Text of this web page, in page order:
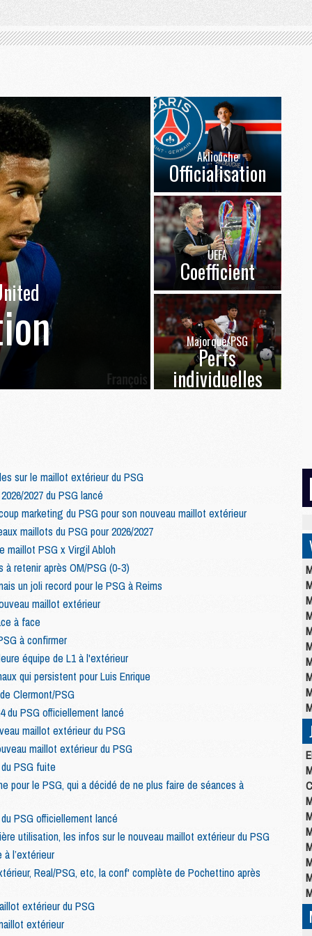
Akliouche
Officialisation
UEFA
Coefficient
Majorque/PSG
Perfs
individuelles
sur le maillot extérieur du PSG
2027 du PSG lancé
marketing du PSG pour son nouveau maillot extérieur
maillots du PSG pour 2026/2027
maillot PSG x Virgil Abloh
retenir après OM/PSG (0-3)
un joli record pour le PSG à Reims
maillot extérieur
à face
à confirmer
équipe de L1 à l'extérieur
qui persistent pour Luis Enrique
Clermont/PSG
du PSG officiellement lancé
maillot extérieur du PSG
maillot extérieur du PSG
PSG fuite
pour le PSG, qui a décidé de ne plus faire de séances à
PSG officiellement lancé
utilisation, les infos sur le nouveau maillot extérieur du PSG
l’extérieur
Real/PSG, etc, la conf' complète de Pochettino après
extérieur du PSG
extérieur